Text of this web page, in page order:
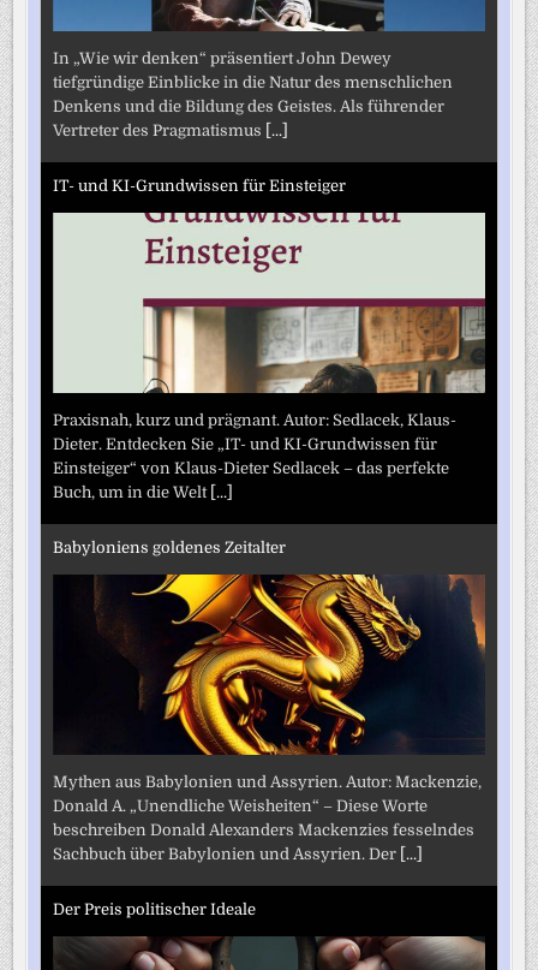
In „Wie wir denken“ präsentiert John Dewey
tiefgründige Einblicke in die Natur des menschlichen
Denkens und die Bildung des Geistes. Als führender
Vertreter des Pragmatismus
[...]
IT- und KI-Grundwissen für Einsteiger
Praxisnah, kurz und prägnant. Autor: Sedlacek, Klaus-
Dieter. Entdecken Sie „IT- und KI-Grundwissen für
Einsteiger“ von Klaus-Dieter Sedlacek – das perfekte
Buch, um in die Welt [...]
Babyloniens goldenes Zeitalter
Mythen aus Babylonien und Assyrien. Autor: Mackenzie,
Donald A. „Unendliche Weisheiten“ – Diese Worte
beschreiben Donald Alexanders Mackenzies fesselndes
Sachbuch über Babylonien und Assyrien. Der [...]
Der Preis politischer Ideale